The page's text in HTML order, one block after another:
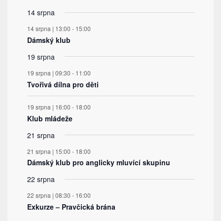
14 srpna
14 srpna | 13:00 - 15:00
Dámský klub
19 srpna
19 srpna | 09:30 - 11:00
Tvořivá dílna pro děti
19 srpna | 16:00 - 18:00
Klub mládeže
21 srpna
21 srpna | 15:00 - 18:00
Dámský klub pro anglicky mluvící skupinu
22 srpna
22 srpna | 08:30 - 16:00
Exkurze – Pravčická brána